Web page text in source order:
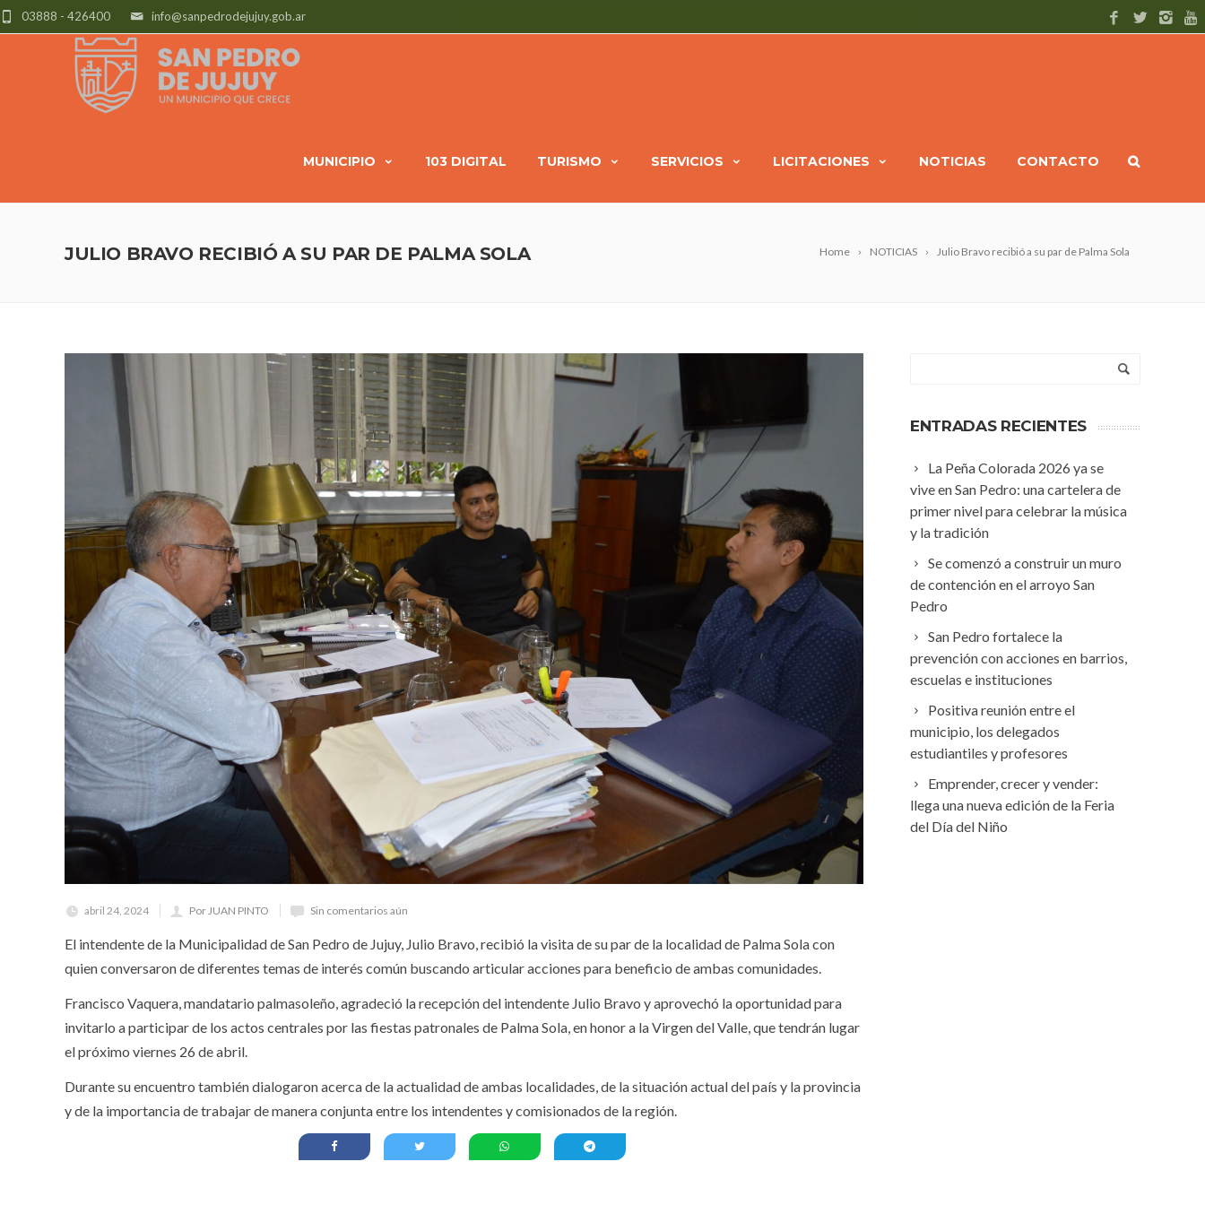
info@sanpedrodejujuy.gob.ar
03888 - 426400
MUNICIPIO 103 DIGITAL TURISMO SERVICIOS LICITACIONES NOTICIAS CONTACTO
Home NOTICIAS Julio Bravo recibió a su par de Palma Sola
JULIO BRAVO RECIBIÓ A SU PAR DE PALMA SOLA
abril 24, 2024 Por JUAN PINTO Sin comentarios aún
El intendente de la Municipalidad de San Pedro de Jujuy, Julio Bravo, recibió la visita de su par de la localidad de Palma Sola con
quien conversaron de diferentes temas de interés común buscando articular acciones para beneficio de ambas comunidades.
Francisco Vaquera, mandatario palmasoleño, agradeció la recepción del intendente Julio Bravo y aprovechó la oportunidad para
invitarlo a participar de los actos centrales por las fiestas patronales de Palma Sola, en honor a la Virgen del Valle, que tendrán lugar
el próximo viernes 26 de abril.
Durante su encuentro también dialogaron acerca de la actualidad de ambas localidades, de la situación actual del país y la provincia
y de la importancia de trabajar de manera conjunta entre los intendentes y comisionados de la región.
ENTRADAS RECIENTES
La Peña Colorada 2026 ya se
vive en San Pedro: una cartelera de
primer nivel para celebrar la música
y la tradición
Se comenzó a construir un muro
de contención en el arroyo San
Pedro
San Pedro fortalece la
prevención con acciones en barrios,
escuelas e instituciones
Positiva reunión entre el
municipio, los delegados
estudiantiles y profesores
Emprender, crecer y vender:
llega una nueva edición de la Feria
del Día del Niño